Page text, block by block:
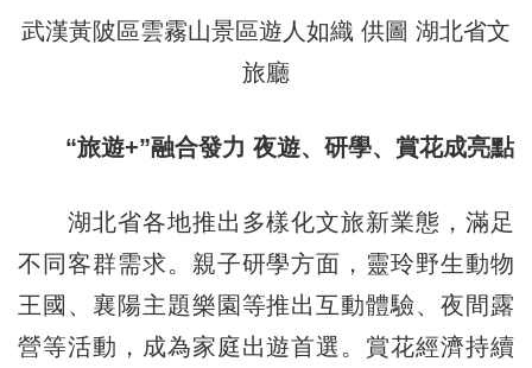
武漢黃陂區雲霧山景區遊人如織 供圖 湖北省文
旅廳
“旅遊+”融合發力 夜遊、研學、賞花成亮點
湖北省各地推出多樣化文旅新業態，滿足
不同客群需求。親子研學方面，靈玲野生動物
王國、襄陽主題樂園等推出互動體驗、夜間露
營等活動，成為家庭出遊首選。賞花經濟持續